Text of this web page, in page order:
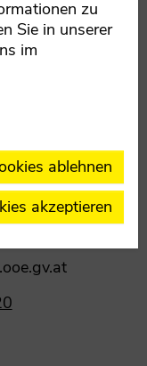
zu
Sie in unserer
im
ablehnen
akzeptieren